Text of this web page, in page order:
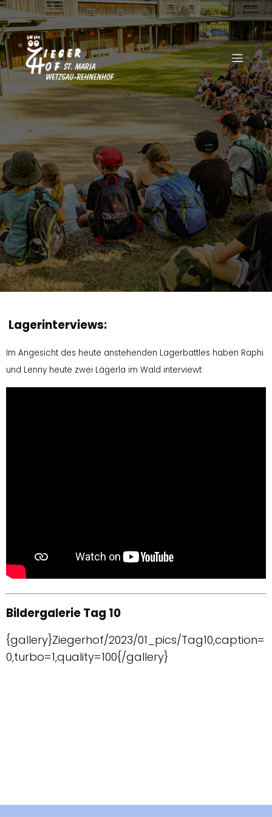
Lagerinterviews:
Im Angesicht des heute anstehenden Lagerbattles haben Raphi
und Lenny heute zwei Lägerla im Wald interviewt:
Bildergalerie Tag 10
{gallery}Ziegerhof/2023/01_pics/Tag10,caption=
0,turbo=1,quality=100{/gallery}